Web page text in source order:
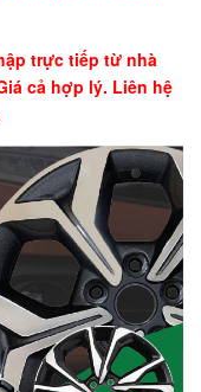
trực tiếp từ nhà
cả hợp lý. Liên hệ